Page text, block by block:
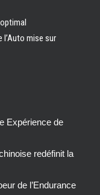
l’Auto mise sur
Expérience de
redéfinit la
de l’Endurance